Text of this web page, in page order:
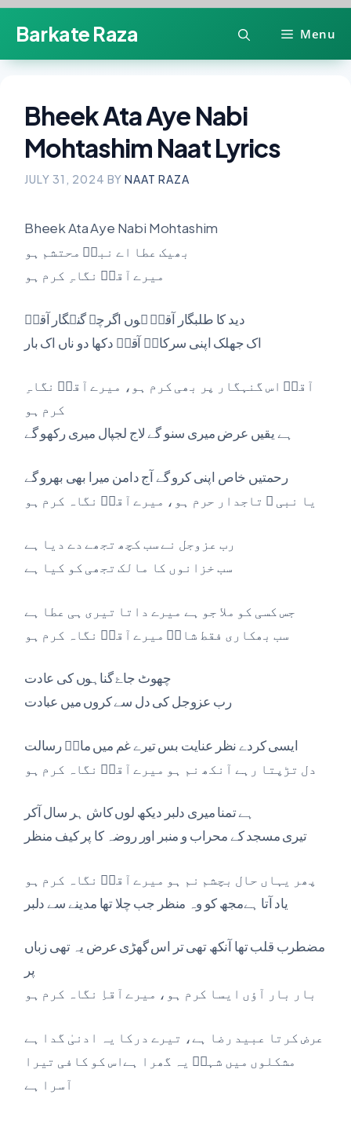
content
Barkate Raza Menu
Bheek Ata Aye Nabi
Mohtashim Naat Lyrics
JULY 31, 2024 BY NAAT RAZA
Bheek Ata Aye Nabi Mohtashim
بھیک عطا اے نبیؐ محتشم ہو
میرے آقاؐ نگاہِ کرم ہو
دید کا طلبگار آقاؐ ہوں اگرچہ گنہگار آقاؐ
اک جھلک اپنی سرکارؐ آقاؐ دکھا دو ناں اک بار
آقاؐ اس گنہگار پر بھی کرم ہو، میرے آقاؐ نگاہِ
کرم ہو
ہے یقیں عرض میری سنو گے لاج لجپال میری رکھو گے
رحمتیں خاص اپنی کرو گے آج دامن میرا بھی بھرو گے
یا نبی ﷺ تاجدار حرم ہو، میرے آقاؐ نگاہ کرم ہو
رب عزوجل نے سب کچھ تجھے دے دیا ہے
سب خزانوں کا مالک تجھی کو کیا ہے
جس کسی کو ملا جو ہے میرے داتا تیری ہی عطا ہے
سب بھکاری فقط شاہؐ میرے آقاؐ نگاہ کرم ہو
چھوٹ جاۓ گناہوں کی عادت
رب عزوجل کی دل سے کروں میں عبادت
ایسی کردے نظر عنایت بس تیرے غم میں ماہؐ رسالت
دل تڑپتا رہے آنکھ نم ہو میرے آقاؐ نگاہ کرم ہو
ہے تمنا میری دلبر دیکھ لوں کاش ہر سال آکر
تیری مسجد کے محراب و منبر اور روضہ کا پر کیف منظر
پھر یہاں حال بچشم نم ہو میرے آقاؐ نگاہ کرم ہو
یاد آتا ہےمجھ کو وہ منظر جب چلا تھا مدینے سے دلبر
مضطرب قلب تھا آنکھ تھی تر اس گھڑی عرض یہ تھی زباں
پر
بار بار آؤں ایسا کرم ہو، میرے آقاِ نگاہ کرم ہو
عرض کرتا عبید رضا ہے، تیرے درکا یہ ادنیٰ گدا ہے
مشکلوں میں شہاؐ یہ گھرا ہےاس کو کافی تیرا
آسرا ہے